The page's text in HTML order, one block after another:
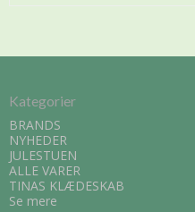
Kategorier
BRANDS
NYHEDER
JULESTUEN
ALLE VARER
TINAS KLÆDESKAB
Se mere